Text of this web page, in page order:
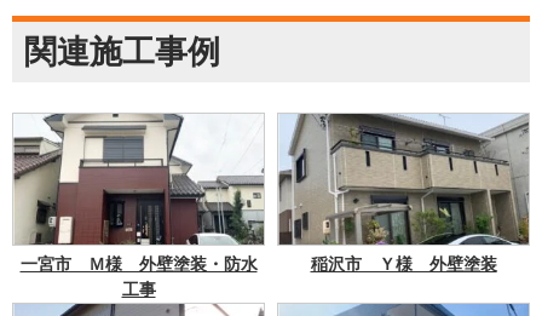
関連施工事例
一宮市 Ｍ様 外壁塗装・防水
工事
稲沢市 Ｙ様 外壁塗装